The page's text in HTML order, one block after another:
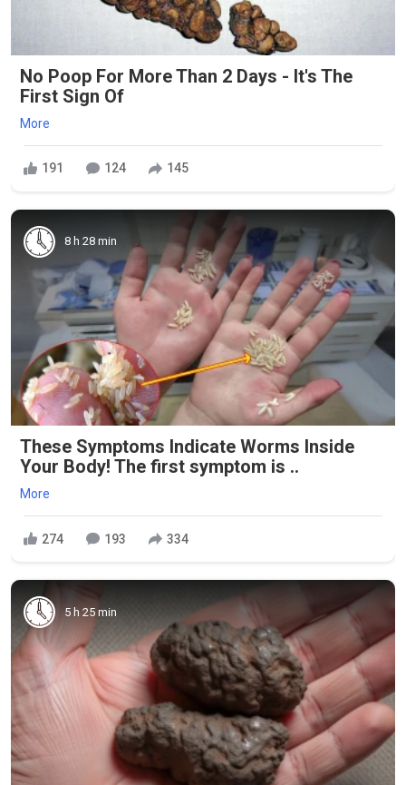
No Poop For More Than 2 Days - It's The
First Sign Of
More
191 124 145
8 h 28 min
These Symptoms Indicate Worms Inside
Your Body! The first symptom is ..
More
274 193 334
5 h 25 min